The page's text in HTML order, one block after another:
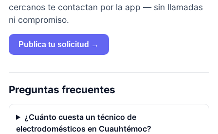
cercanos te contactan por la app — sin llamadas
ni compromiso.
Publica tu solicitud →
Preguntas frecuentes
¿Cuánto cuesta un técnico de
electrodomésticos en Cuauhtémoc?